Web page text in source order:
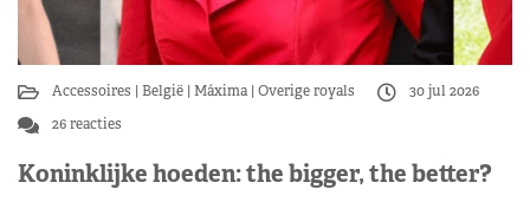
Accessoires België Máxima Overige royals
30 jul 2026
26 reacties
Koninklijke hoeden: the bigger, the better?